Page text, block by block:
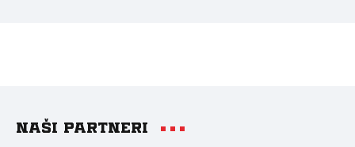
Naši partneri